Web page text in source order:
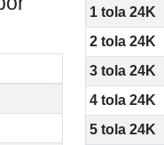
1 tola 24K
2 tola 24K
3 tola 24K
4 tola 24K
5 tola 24K